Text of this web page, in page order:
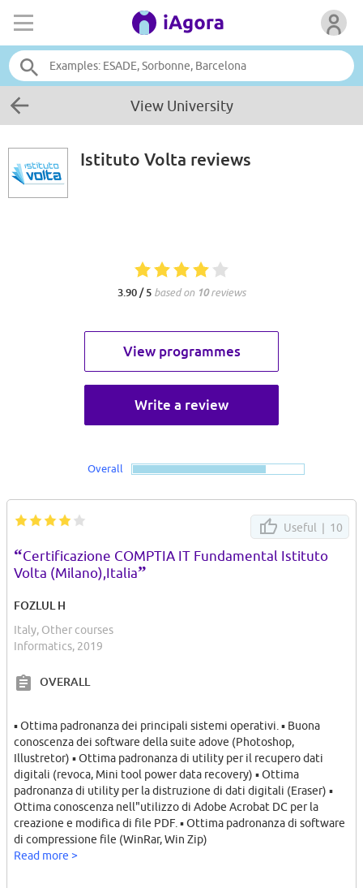
View University
Istituto Volta reviews
3.90 / 5 based on 10reviews
View programmes
Write a review
Overall
Useful | 10
“Certificazione COMPTIA IT Fundamental Istituto
Volta (Milano),Italia”
FOZLUL H
Italy, Other courses
Informatics, 2019
OVERALL
▪ Ottima padronanza dei principali sistemi operativi. ▪ Buona
conoscenza dei software della suite adove (Photoshop,
Illustretor) ▪ Ottima padronanza di utility per il recupero dati
digitali (revoca, Mini tool power data recovery) ▪ Ottima
padronanza di utility per la distruzione di dati digitali (Eraser) ▪
Ottima conoscenza nell"utilizzo di Adobe Acrobat DC per la
creazione e modifica di file PDF. ▪ Ottima padronanza di software
di compressione file (WinRar, Win Zip)
Read more >